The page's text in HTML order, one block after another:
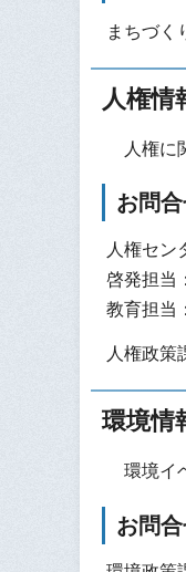
まちづ
人権情
人権に
お問
人権セ
啓発担当
教育担当
人権政
環境情
環境イ
お問